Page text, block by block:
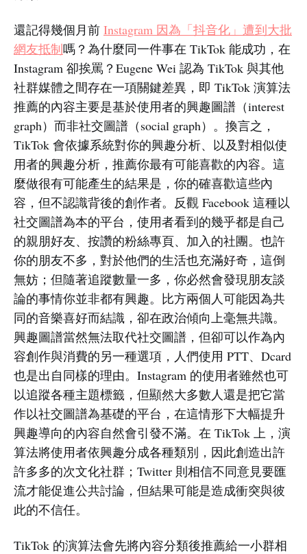
還記得幾個月前 Instagram 因為「抖音化」遭到大批
網友抵制嗎？為什麼同一件事在 TikTok 能成功，在
Instagram 卻挨罵？Eugene Wei 認為 TikTok 與其他
社群媒體之間存在一項關鍵差異，即 TikTok 演算法
推薦的內容主要是基於使用者的興趣圖譜（interest
graph）而非社交圖譜（social graph）。換言之，
TikTok 會依據系統對你的興趣分析、以及對相似使
用者的興趣分析，推薦你最有可能喜歡的內容。這
麼做很有可能產生的結果是，你的確喜歡這些內
容，但不認識背後的創作者。反觀 Facebook 這種以
社交圖譜為本的平台，使用者看到的幾乎都是自己
的親朋好友、按讚的粉絲專頁、加入的社團。也許
你的朋友不多，對於他們的生活也充滿好奇，這倒
無妨；但隨著追蹤數量一多，你必然會發現朋友談
論的事情你並非都有興趣。比方兩個人可能因為共
同的音樂喜好而結識，卻在政治傾向上毫無共識。
興趣圖譜當然無法取代社交圖譜，但卻可以作為內
容創作與消費的另一種選項，人們使用 PTT、Dcard
也是出自同樣的理由。Instagram 的使用者雖然也可
以追蹤各種主題標籤，但顯然大多數人還是把它當
作以社交圖譜為基礎的平台，在這情形下大幅提升
興趣導向的內容自然會引發不滿。在 TikTok 上，演
算法將使用者依興趣分成各種類別，因此創造出許
許多多的次文化社群；Twitter 則相信不同意見要匯
流才能促進公共討論，但結果可能是造成衝突與彼
此的不信任。
TikTok 的演算法會先將內容分類後推薦給一小群相